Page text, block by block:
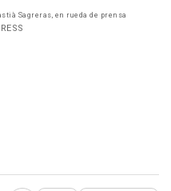
Sagreras, en rueda de prensa